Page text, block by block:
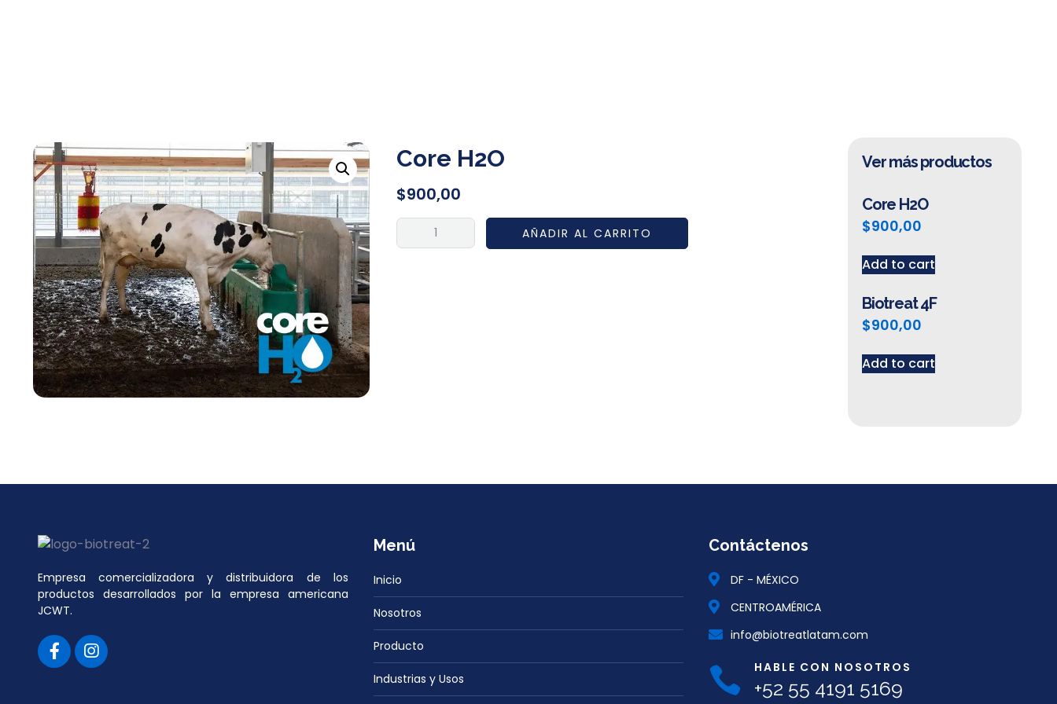
Core H2O
$900,00
AÑADIR AL CARRITO
Ver más productos
Core H2O
$900,00
Add to cart
Biotreat 4F
$900,00
Add to cart
Empresa comercializadora y distribuidora de los
productos desarrollados por la empresa americana
JCWT.
Menú
Inicio
Nosotros
Producto
Industrias y Usos
Contáctenos
DF - MÉXICO
CENTROAMÉRICA
info@biotreatlatam.com
HABLE CON NOSOTROS
+52 55 4191 5169